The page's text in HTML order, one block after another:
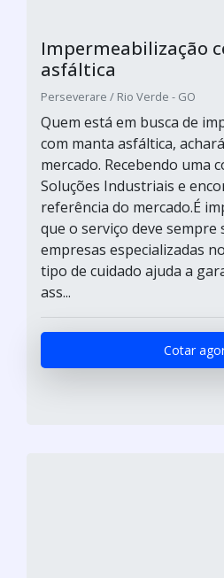
Impermeabilização
asfáltica
Perseverare / Rio Verde - GO
Quem está em busca de
com manta asfáltica,
mercado. Recebendo uma
Soluções Industriais e
referência do mercado.É
que o serviço deve
empresas especializadas
tipo de cuidado ajuda a
ass...
Cotar